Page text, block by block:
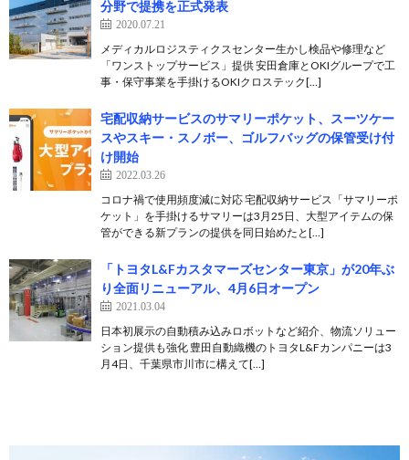
分野で提携を正式発表
2020.07.21
メディカルロジスティクスセンター生かし検品や修理など
「ワンストップサービス」提供 安田倉庫とOKIグループで工
事・保守事業を手掛けるOKIクロステック[…]
宅配収納サービスのサマリーポケット、スーツケー
スやスキー・スノボー、ゴルフバッグの保管受け付
け開始
2022.03.26
コロナ禍で使用頻度減に対応 宅配収納サービス「サマリーポ
ケット」を手掛けるサマリーは3月25日、大型アイテムの保
管ができる新プランの提供を同日始めたと[…]
「トヨタL&Fカスタマーズセンター東京」が20年ぶ
り全面リニューアル、4月6日オープン
2021.03.04
日本初展示の自動積み込みロボットなど紹介、物流ソリュー
ション提供も強化 豊田自動織機のトヨタL&Fカンパニーは3
月4日、千葉県市川市に構えて[…]